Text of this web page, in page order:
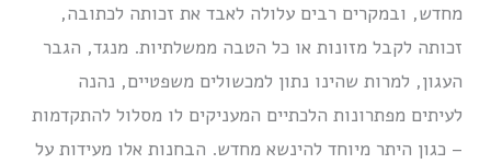
מחדש, ובמקרים רבים עלולה לאבד את זכותה לכתובה,
זכותה לקבל מזונות או כל הטבה ממשלתיות. מנגד, הגבר
העגון, למרות שהינו נתון למכשולים משפטיים, נהנה
לעיתים מפתרונות הלכתיים המעניקים לו מסלול להתקדמות
– כגון היתר מיוחד להינשא מחדש. הבחנות אלו מעידות על